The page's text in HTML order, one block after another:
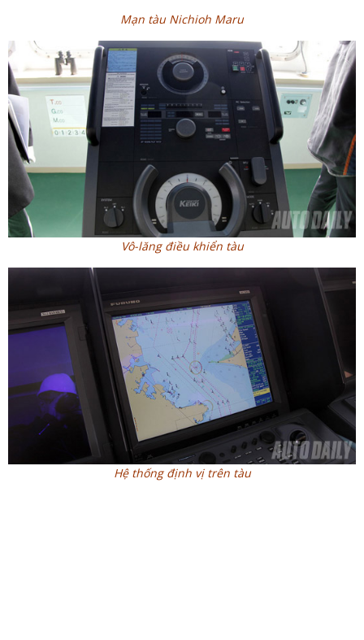
Mạn tàu Nichioh Maru
Vô-lăng điều khiển tàu
Hệ thống định vị trên tàu